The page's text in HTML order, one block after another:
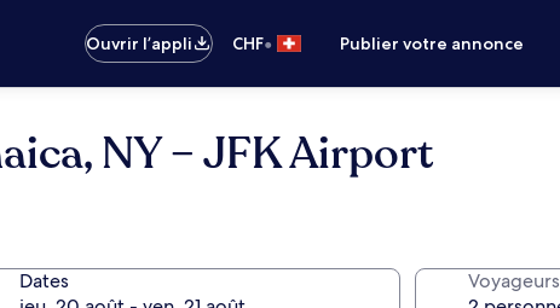
Ouvrir l’appli
CHF• Publier votre annonce
NY – JFK Airport
Dates Voyageurs